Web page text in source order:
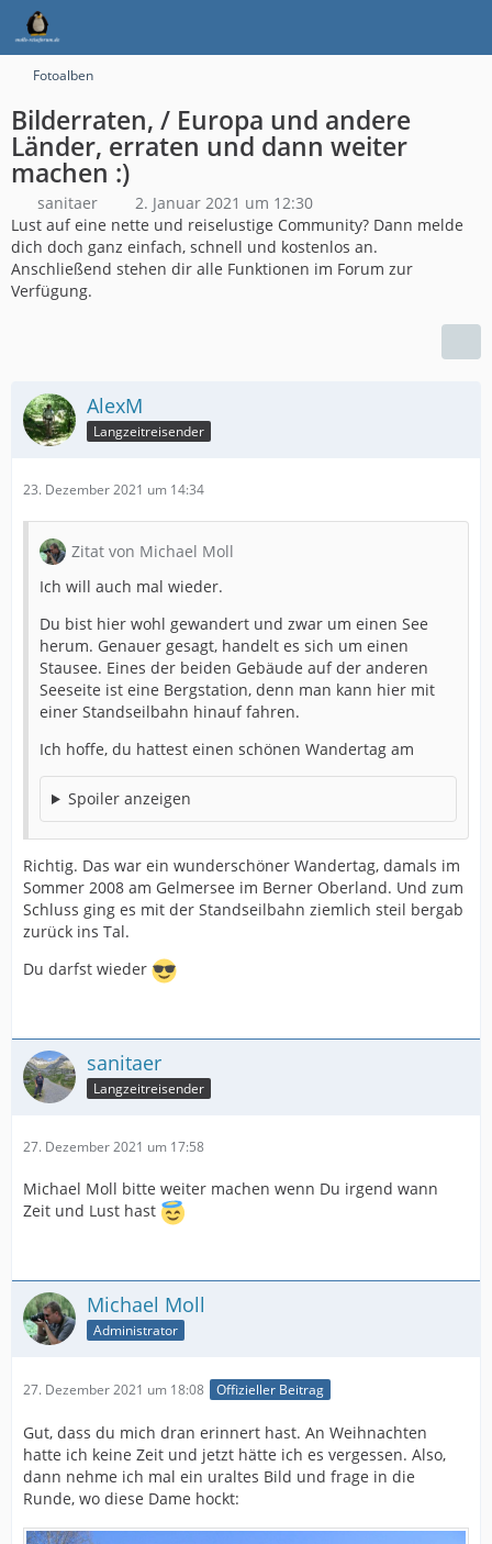
Fotoalben
Bilderraten, / Europa und andere
Länder, erraten und dann weiter
machen :)
sanitaer
2. Januar 2021 um 12:30
Lust auf eine nette und reiselustige Community? Dann melde
dich doch ganz einfach, schnell und kostenlos an.
Anschließend stehen dir alle Funktionen im Forum zur
Verfügung.
AlexM
Langzeitreisender
23. Dezember 2021 um 14:34
Zitat von Michael Moll
Ich will auch mal wieder.
Du bist hier wohl gewandert und zwar um einen See
herum. Genauer gesagt, handelt es sich um einen
Stausee. Eines der beiden Gebäude auf der anderen
Seeseite ist eine Bergstation, denn man kann hier mit
einer Standseilbahn hinauf fahren.
Ich hoffe, du hattest einen schönen Wandertag am
Spoiler anzeigen
Richtig. Das war ein wunderschöner Wandertag, damals im
Sommer 2008 am Gelmersee im Berner Oberland. Und zum
Schluss ging es mit der Standseilbahn ziemlich steil bergab
zurück ins Tal.
Du darfst wieder
sanitaer
Langzeitreisender
27. Dezember 2021 um 17:58
Michael Moll bitte weiter machen wenn Du irgend wann
Zeit und Lust hast
Michael Moll
Administrator
27. Dezember 2021 um 18:08 Offizieller Beitrag
Gut, dass du mich dran erinnert hast. An Weihnachten
hatte ich keine Zeit und jetzt hätte ich es vergessen. Also,
dann nehme ich mal ein uraltes Bild und frage in die
Runde, wo diese Dame hockt: